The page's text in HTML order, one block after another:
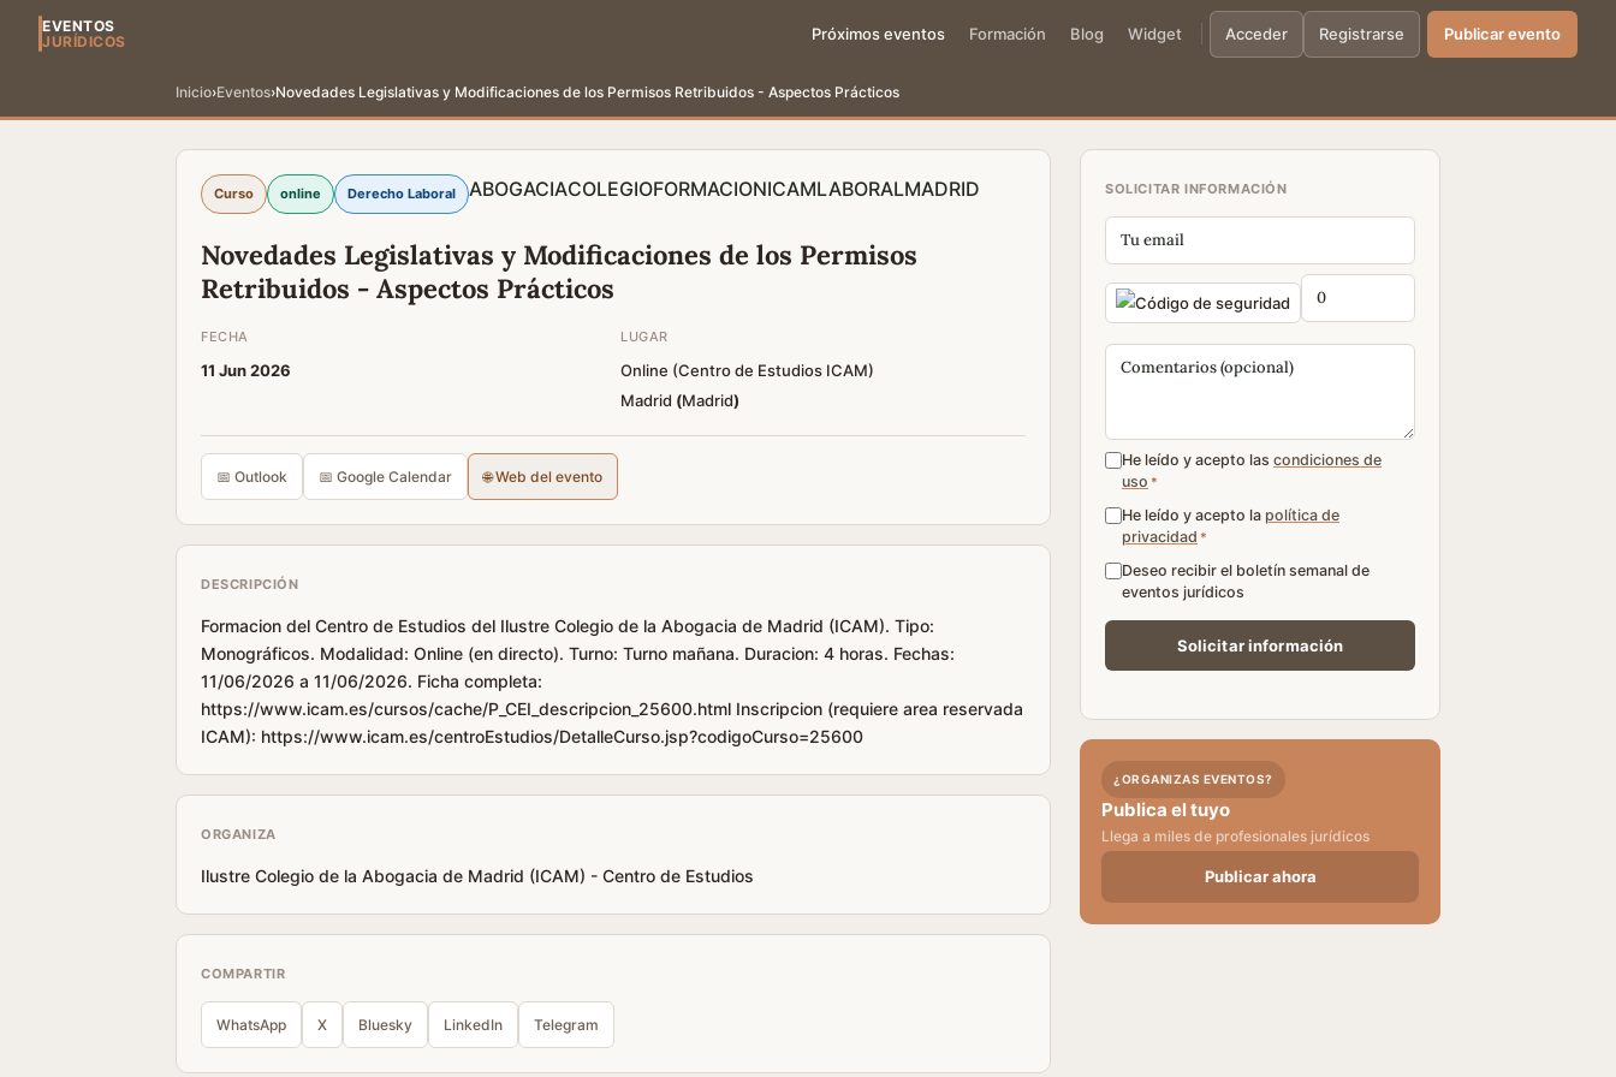
EVENTOS
JURÍDICOS
Próximos eventos Formación Blog Widget Acceder Registrarse Publicar evento
Inicio›Eventos›Novedades Legislativas y Modificaciones de los Permisos Retribuidos - Aspectos Prácticos
Curso online Derecho Laboral ABOGACIACOLEGIOFORMACIONICAMLABORALMADRID
Novedades Legislativas y Modificaciones de los Permisos
Retribuidos - Aspectos Prácticos
FECHA
11 Jun 2026
LUGAR
Online (Centro de Estudios ICAM)
Madrid (Madrid)
📅 Outlook 📅 Google Calendar 🌐 Web del evento
DESCRIPCIÓN
Formacion del Centro de Estudios del Ilustre Colegio de la Abogacia de Madrid (ICAM). Tipo:
Monográficos. Modalidad: Online (en directo). Turno: Turno mañana. Duracion: 4 horas. Fechas:
11/06/2026 a 11/06/2026. Ficha completa:
https://www.icam.es/cursos/cache/P_CEI_descripcion_25600.html Inscripcion (requiere area reservada
ICAM): https://www.icam.es/centroEstudios/DetalleCurso.jsp?codigoCurso=25600
ORGANIZA
Ilustre Colegio de la Abogacia de Madrid (ICAM) - Centro de Estudios
COMPARTIR
WhatsApp X Bluesky LinkedIn Telegram
SOLICITAR INFORMACIÓN
He leído y acepto las condiciones de
uso *
He leído y acepto la política de
privacidad *
Deseo recibir el boletín semanal de
eventos jurídicos
¿ORGANIZAS EVENTOS?
Publica el tuyo
Llega a miles de profesionales jurídicos
Publicar ahora